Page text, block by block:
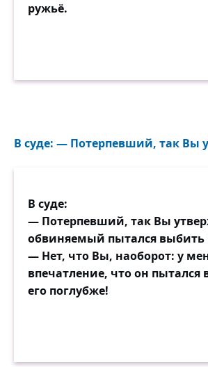
ружьё.
В суде: — Потерпевший, так Вы
В суде:
— Потерпевший, так Вы
обвиняемый пытался выбить
— Нет, что Вы, наоборот: у
впечатление, что он пытался
его поглубже!